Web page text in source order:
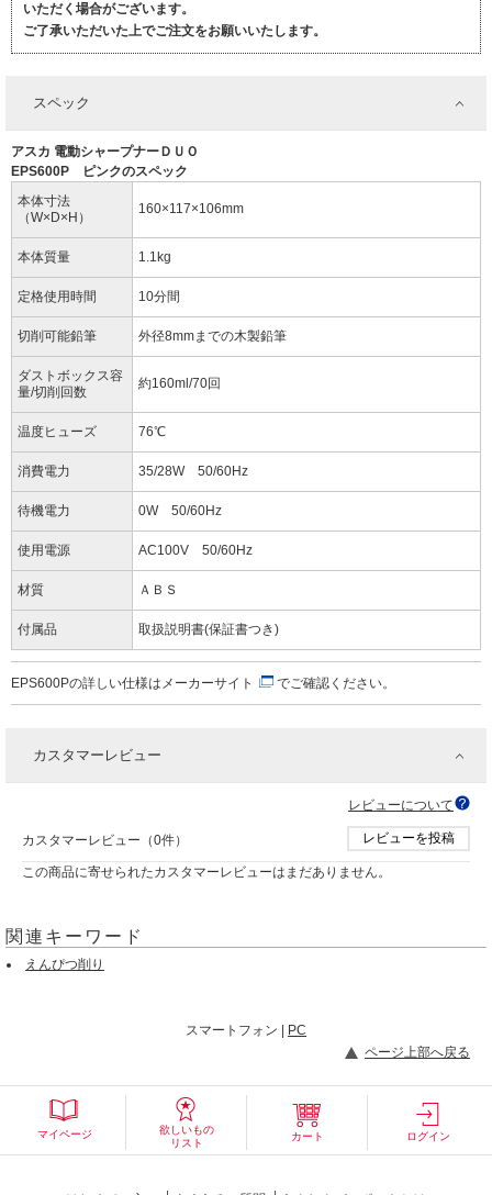
いただく場合がございます。
ご了承いただいた上でご注文をお願いいたします。
スペック
アスカ 電動シャープナーＤＵＯ
EPS600P ピンクのスペック
本体寸法
（W×D×H）
160×117×106mm
本体質量 1.1kg
定格使用時間 10分間
切削可能鉛筆 外径8mmまでの木製鉛筆
ダストボックス容
量/切削回数
約160ml/70回
温度ヒューズ 76℃
消費電力 35/28W 50/60Hz
待機電力 0W 50/60Hz
使用電源 AC100V 50/60Hz
材質 ＡＢＳ
付属品 取扱説明書(保証書つき)
EPS600Pの詳しい仕様は メーカーサイト でご確認ください。
カスタマーレビュー
レビューについて
カスタマーレビュー（0件） レビューを投稿
この商品に寄せられたカスタマーレビューはまだありません。
関連キーワード
えんぴつ削り
スマートフォン |
PC
ページ上部へ戻る
マイページ
欲しいもの
リスト
カート ログイン